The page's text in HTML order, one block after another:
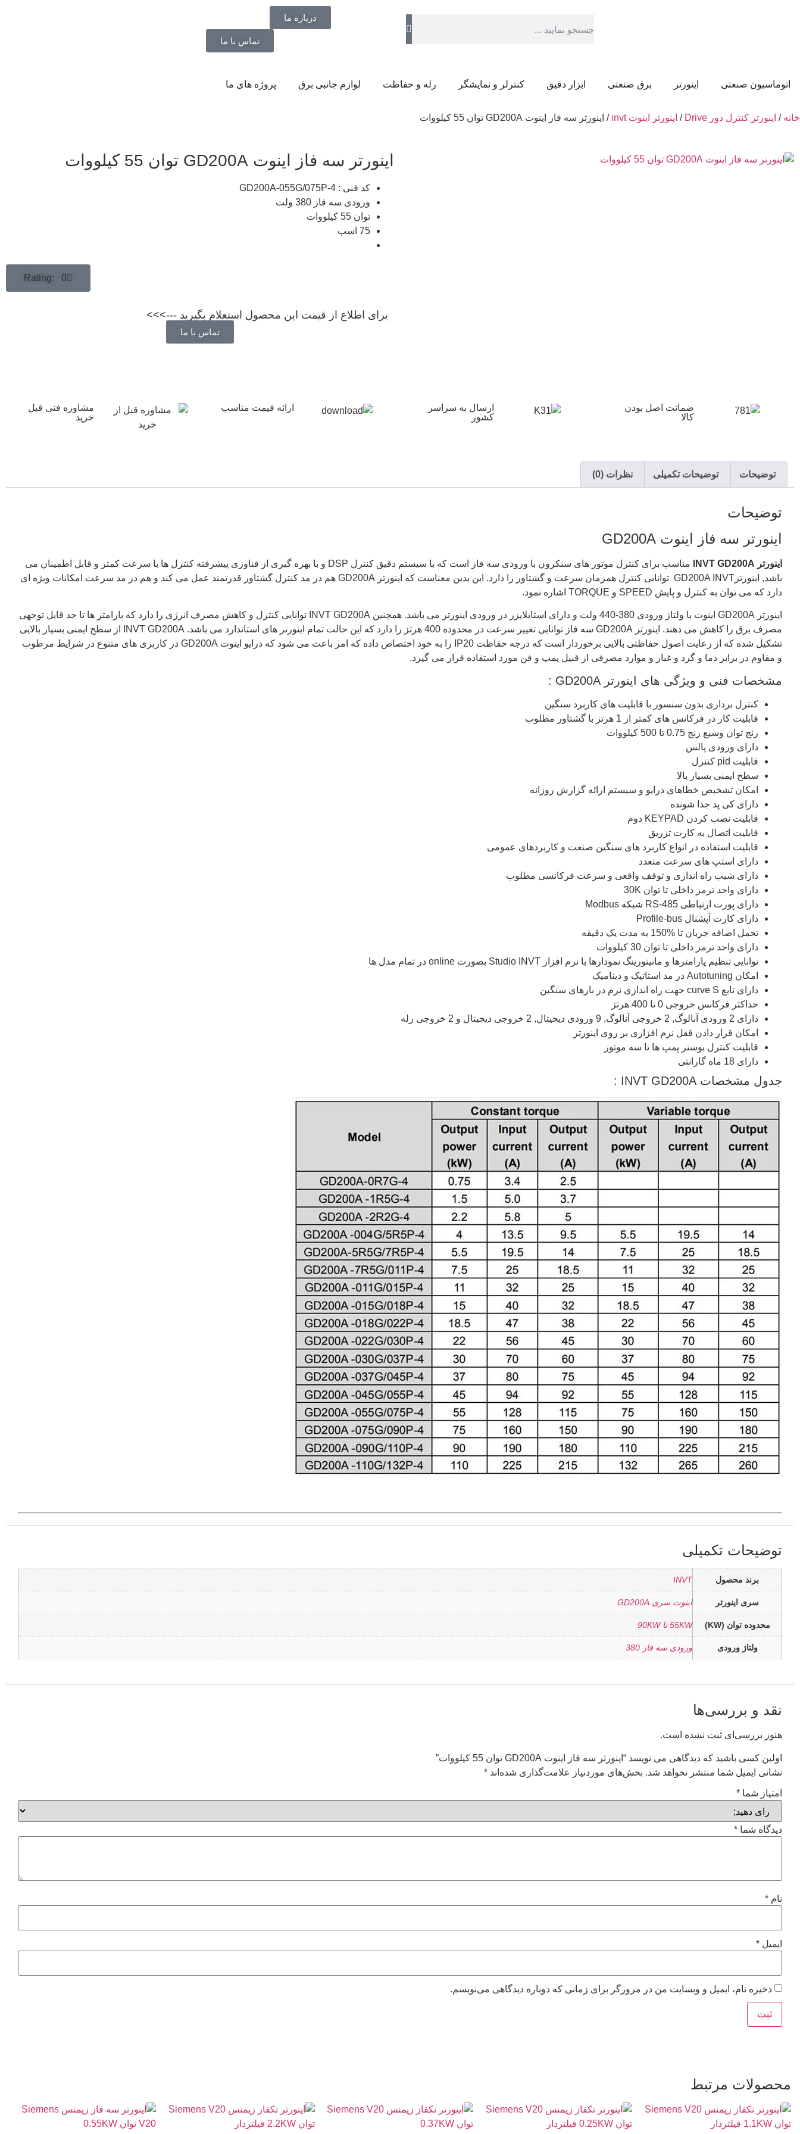
درباره ما
تماس با ما
اتوماسیون صنعتی اینورتر برق صنعتی ابزار دقیق کنترلر و نمایشگر رله و حفاظت لوازم جانبی برق پروژه های ما
خانه / اینورتر کنترل دور Drive / اینورتر اینوت invt / اینورتر سه فاز اینوت GD200A توان 55 کیلووات
اینورتر سه فاز اینوت GD200A توان 55 کیلووات
کد فنی : GD200A-055G/075P-4
ورودی سه فاز 380 ولت
توان 55 کیلووات
75 اسب
Rating: 0
برای اطلاع از قیمت این محصول استعلام بگیرید --->>>
تماس با ما
ضمانت اصل بودن
کالا
ارسال به سراسر
کشور
ارائه قیمت مناسب
مشاوره فنی قبل
خرید
توضیحات توضیحات تکمیلی نظرات (0)
توضیحات
اینورتر سه فاز اینوت GD200A
اینورتر INVT GD200A
مناسب برای کنترل موتور های سنکرون با ورودی سه فاز است که با سیستم دقیق کنترل DSP و با بهره گیری از فناوری پیشرفته کنترل ها با سرعت کمتر و قابل اطمینان می
باشد, اینورترGD200A INVT توانایی کنترل همزمان سرعت و گشتاور را دارد. این بدین معناست که اینورتر GD200A هم در مد کنترل گشتاور قدرتمند عمل می کند و هم در مد سرعت امکانات ویژه ای
دارد که می توان به کنترل و پایش SPEED و TORQUE اشاره نمود.
اینورتر GD200A اینوت با ولتاژ ورودی 380-440 ولت و دارای استابلایزر در ورودی اینورتر می باشد. همچنین INVT GD200A توانایی کنترل و کاهش مصرف انرژی را دارد که پارامتر ها تا حد قابل توجهی
مصرف برق را کاهش می دهند. اینورتر GD200A سه فاز توانایی تغییر سرعت در محدوده 400 هرتز را دارد که این حالت تمام اینورتر های استاندارد می باشد. INVT GD200A
از سطح ایمنی بسیار بالایی
تشکیل شده که از رعایت اصول حفاظتی بالایی برخوردار است که درجه حفاظت IP20 را به خود اختصاص داده که امر باعث می شود که درایو اینوت GD200A در کاربری های متنوع در شرایط مرطوب
و مقاوم در برابر دما و گرد و غبار و موارد مصرفی از قبیل پمپ و فن مورد استفاده قرار می گیرد.
مشخصات فنی و ویژگی های اینورتر GD200A :
کنترل برداری بدون سنسور با قابلیت های کاربرد سنگین
قابلیت کار در فرکانس های کمتر از 1 هرتز با گشتاور مطلوب
رنج توان وسیع رنج 0.75 تا 500 کیلووات
دارای ورودی پالس
قابلیت pid کنترل
سطح ایمنی بسیار بالا
امکان تشخیص خطاهای درایو و سیستم ارائه گزارش روزانه
دارای کی پد جدا شونده
قابلیت نصب کردن KEYPAD دوم
قابلیت اتصال به کارت تزریق
قابلیت استفاده در انواع کاربرد های سنگین صنعت و کاربردهای عمومی
دارای استپ های سرعت متعدد
دارای شیب راه اندازی و توقف واقعی و سرعت فرکانسی مطلوب
دارای واحد ترمز داخلی تا توان 30K
دارای پورت ارتباطی RS-485 شبکه Modbus
دارای کارت آپشنال Profile-bus
تحمل اضافه جریان تا 150% به مدت یک دقیقه
دارای واحد ترمز داخلی تا توان 30 کیلووات
توانایی تنظیم پارامترها و مانیتورینگ نمودارها با نرم افزار Studio INVT بصورت online در تمام مدل ها
امکان Autotuning در مد استاتیک و دینامیک
دارای تابع curve S جهت راه اندازی نرم در بارهای سنگین
حداکثر فرکانس خروجی 0 تا 400 هرتز
دارای 2 ورودی آنالوگ
,
,
,
امکان قرار دادن قفل نرم افزاری بر روی اینورتر
قابلیت کنترل بوستر پمپ ها تا سه موتور
دارای 18 ماه گارانتی
جدول مشخصات INVT GD200A :
توضیحات تکمیلی
برند محصول INVT
سری اینورتر اینوت سری GD200A
محدوده توان (KW) 55KW تا 90KW
ولتاژ ورودی ورودی سه فاز 380
نقد و بررسی‌ها
هنوز بررسی‌ای ثبت نشده است.
اولین کسی باشید که دیدگاهی می نویسد “اینورتر سه فاز اینوت GD200A توان 55 کیلووات”
نشانی ایمیل شما منتشر نخواهد شد. بخش‌های موردنیاز علامت‌گذاری شده‌اند *
امتیاز شما *
دیدگاه شما *
نام *
ایمیل *
ذخیره نام، ایمیل و وبسایت من در مرورگر برای زمانی که دوباره دیدگاهی می‌نویسم.
محصولات مرتبط